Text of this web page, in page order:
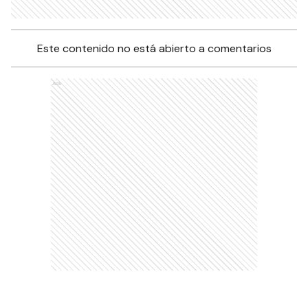
Este contenido no está abierto a comentarios
Ads